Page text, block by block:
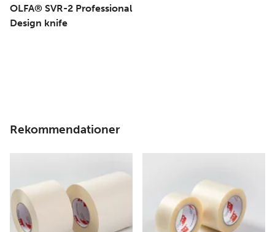
OLFA® SVR-2 Professional
Design knife
Rekommendationer